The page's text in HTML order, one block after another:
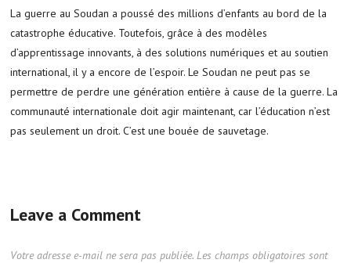
La guerre au Soudan a poussé des millions d’enfants au bord de la
catastrophe éducative. Toutefois, grâce à des modèles
d’apprentissage innovants, à des solutions numériques et au soutien
international, il y a encore de l’espoir. Le Soudan ne peut pas se
permettre de perdre une génération entière à cause de la guerre. La
communauté internationale doit agir maintenant, car l’éducation n’est
pas seulement un droit. C’est une bouée de sauvetage.
Leave a Comment
Votre adresse e-mail ne sera pas publiée. Les champs obligatoires sont